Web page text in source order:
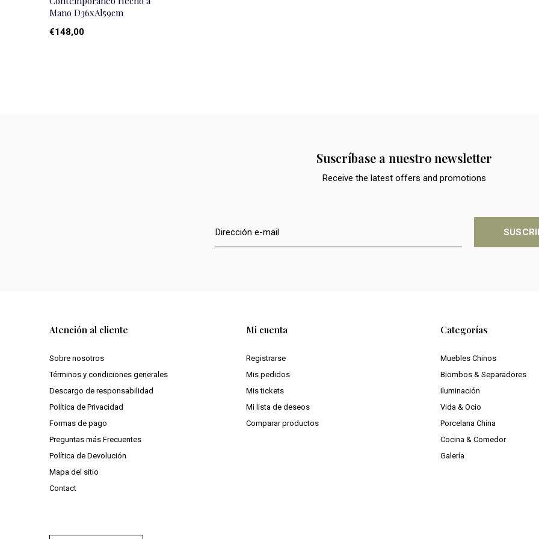
Mano D36xAl59cm
€148,00
Suscríbase a nuestro newsletter
Receive the latest offers and promotions
Atención al cliente
Sobre nosotros
Términos y condiciones generales
Descargo de responsabilidad
Política de Privacidad
Formas de pago
Preguntas más Frecuentes
Política de Devolución
Mapa del sitio
Contact
Mi cuenta
Registrarse
Mis pedidos
Mis tickets
Mi lista de deseos
Comparar productos
Categorías
Muebles Chinos
Biombos & Separadores
Iluminación
Vida & Ocio
Porcelana China
Cocina & Comedor
Galería